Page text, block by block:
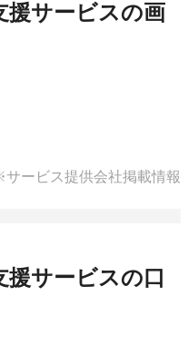
援サービスの画
ービス提供会社掲載情報
援サービスの口